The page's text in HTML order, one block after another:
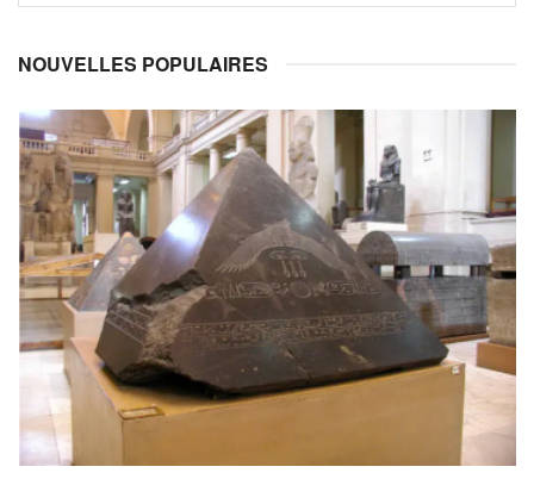
NOUVELLES POPULAIRES